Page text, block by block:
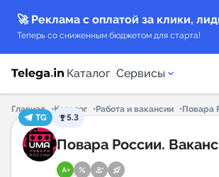
🚀 Реклама с оплатой за клики,
Теперь со сниженным бюджетом для старта!
Каталог Сервисы
Каталог каналов
Каталог ботов
Главная Каталог Работа и вакансии
Повара
TG
5.3
Повара России.